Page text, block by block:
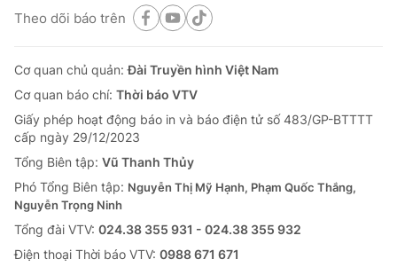
Theo dõi báo trên
Cơ quan chủ quản:Đài Truyền hình Việt Nam
Cơ quan báo chí: Thời báo VTV
Giấy phép hoạt động báo in và báo điện tử số 483/GP-BTTTT
cấp ngày 29/12/2023
Tổng Biên tập: Vũ Thanh Thủy
Phó Tổng Biên tập: Nguyễn Thị Mỹ Hạnh, Phạm Quốc Thắng,
Nguyễn Trọng Ninh
Tổng đài VTV: 024.38 355 931 - 024.38 355 932
Ðiện thoại Thời báo VTV: 0988 671 671